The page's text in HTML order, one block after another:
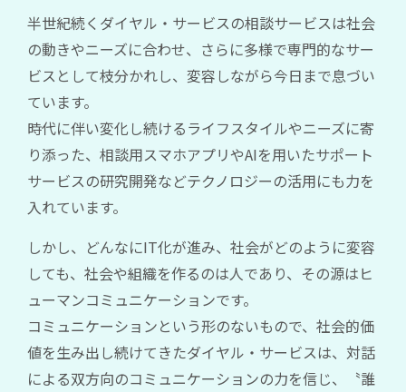
半世紀続くダイヤル・サービスの相談サービスは社会
の動きやニーズに合わせ、さらに多様で専門的なサー
ビスとして枝分かれし、変容しながら今日まで息づい
ています。
時代に伴い変化し続けるライフスタイルやニーズに寄
り添った、相談用スマホアプリやAIを用いたサポート
サービスの研究開発などテクノロジーの活用にも力を
入れています。
しかし、どんなにIT化が進み、社会がどのように変容
しても、社会や組織を作るのは人であり、その源はヒ
ューマンコミュニケーションです。
コミュニケーションという形のないもので、社会的価
値を生み出し続けてきたダイヤル・サービスは、対話
による双方向のコミュニケーションの力を信じ、〝誰
経
成
長
真
っ
最
中
私
が
全
く
想
像